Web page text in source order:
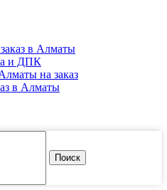
в Алматы
и ДПК
на заказ
в Алматы
Поиск